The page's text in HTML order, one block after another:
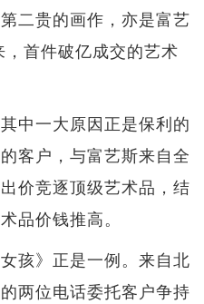
二贵的画作，亦是富艺
首件破亿成交的艺术
中一大原因正是保利的
客户，与富艺斯来自全
价竞逐顶级艺术品，结
品价钱推高。
孩》正是一例。来自北
两位电话委托客户争持